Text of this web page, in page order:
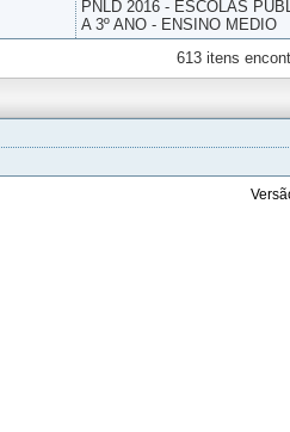
PNLD 2016 - ESCOLAS
A 3º ANO - ENSINO MEDIO
613 itens